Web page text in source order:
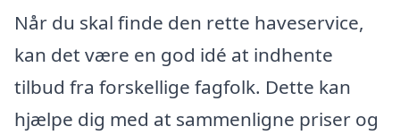
Når du skal finde den rette haveservice,
kan det være en god idé at indhente
tilbud fra forskellige fagfolk. Dette kan
hjælpe dig med at sammenligne priser og